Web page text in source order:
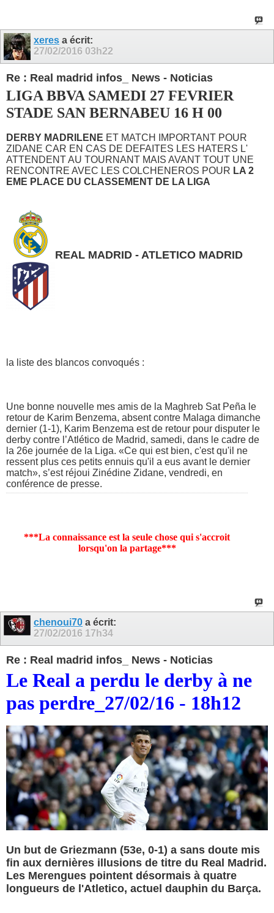
xeres a écrit:
27/02/2016 03h22
Re : Real madrid infos_ News - Noticias
LIGA BBVA SAMEDI 27 FEVRIER
STADE SAN BERNABEU 16 H 00
DERBY MADRILENE ET MATCH IMPORTANT POUR
ZIDANE CAR EN CAS DE DEFAITES LES HATERS L'
ATTENDENT AU TOURNANT MAIS AVANT TOUT UNE
RENCONTRE AVEC LES COLCHENEROS POUR LA 2
EME PLACE DU CLASSEMENT DE LA LIGA
REAL MADRID - ATLETICO MADRID
la liste des blancos convoqués :
Une bonne nouvelle mes amis de la Maghreb Sat Peña le
retour de Karim Benzema, absent contre Malaga dimanche
dernier (1-1), Karim Benzema est de retour pour disputer le
derby contre l’Atlético de Madrid, samedi, dans le cadre de
la 26e journée de la Liga. «Ce qui est bien, c'est qu'il ne
ressent plus ces petits ennuis qu'il a eus avant le dernier
match», s’est réjoui Zinédine Zidane, vendredi, en
conférence de presse.
***La connaissance est la seule chose qui s'accroit
lorsqu'on la partage***
chenoui70 a écrit:
27/02/2016 17h34
Re : Real madrid infos_ News - Noticias
Le Real a perdu le derby à ne
pas perdre_27/02/16 - 18h12
Un but de Griezmann (53e, 0-1) a sans doute mis
fin aux dernières illusions de titre du Real Madrid.
Les Merengues pointent désormais à quatre
longueurs de l'Atletico, actuel dauphin du Barça.